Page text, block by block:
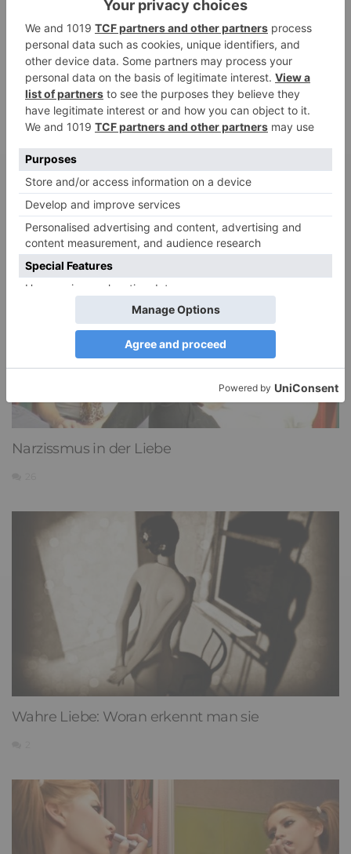
Verbale Angriffe abwehren: Psychologische Tipps für
Juliette P.zuMerkmale der komplexen Posttraumatischen
Belastungsstörung: Traumafolgen verständlich erklärt
AnsgarzuElternteil narzisstisch: So sieht dein heutiges Leben
vermutlich aus – Narzisstisch geprägte Kindheit (1)
DIE BELIEBTESTEN ARTIKEL
Narzissmus in der Liebe
Wahre Liebe: Woran erkennt man sie